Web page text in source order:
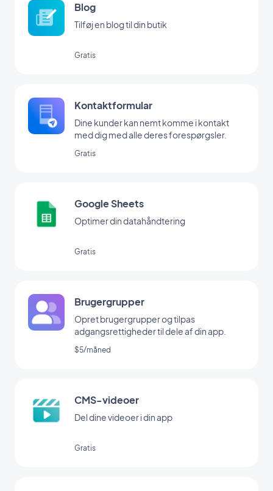
Blog
Tilføj en blog til din butik
Gratis
Kontaktformular
Dine kunder kan nemt komme i kontakt
med dig med alle deres forespørgsler.
Gratis
Google Sheets
Optimer din datahåndtering
Gratis
Brugergrupper
Opret brugergrupper og tilpas
adgangsrettigheder til dele af din app.
$5/måned
CMS-videoer
Del dine videoer i din app
Gratis